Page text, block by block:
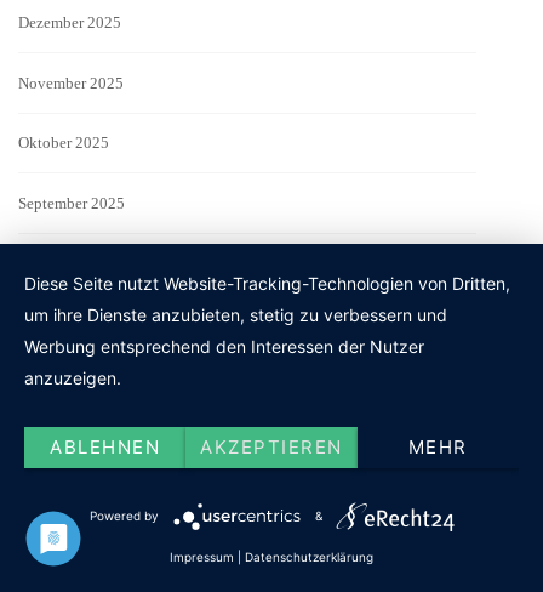
Dezember 2025
November 2025
Oktober 2025
September 2025
Juli 2025
Juni 2025
Mai 2025
März 2025
Diese Seite nutzt Website-Tracking-Technologien von Dritten,
um ihre Dienste anzubieten, stetig zu verbessern und
Werbung entsprechend den Interessen der Nutzer
anzuzeigen.
ABLEHNEN AKZEPTIEREN MEHR
Powered by &
Impressum Datenschutzerklärung